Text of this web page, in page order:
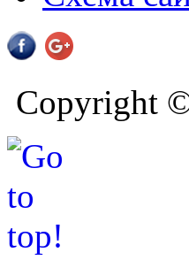
Copyright